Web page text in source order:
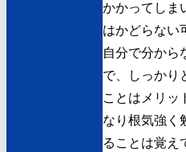
かかってしま
はかどらない
自分で分から
で、しっかり
ことはメリッ
なり根気強く
ることは覚え